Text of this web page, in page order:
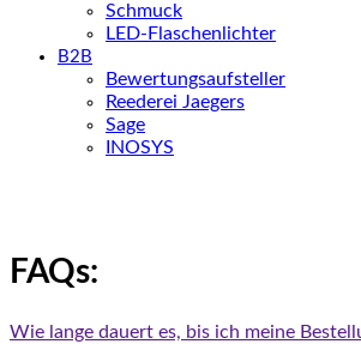
Schmuck
LED-Flaschenlichter
B2B
Bewertungsaufsteller
Reederei Jaegers
Sage
INOSYS
FAQs:
Wie lange dauert es, bis ich meine